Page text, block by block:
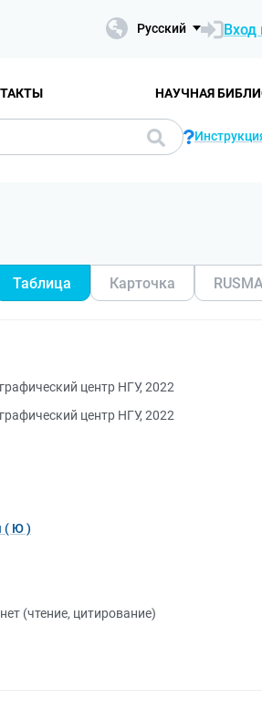
Русский Вход
НАУЧНАЯ
Таблица Карточка
центр НГУ, 2022
центр НГУ, 2022
( Ю )
(чтение, цитирование)